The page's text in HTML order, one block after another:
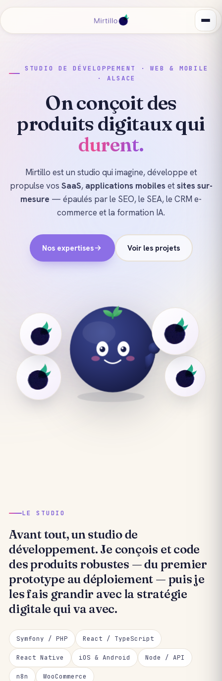
STUDIO DE DÉVELOPPEMENT · WEB & MOBILE
· ALSACE
On conçoit des
produits digitaux qui
scalent.
Mirtillo est un studio qui imagine, développe et
propulse vos SaaS, applications mobiles etsites sur-
mesure — épaulés par le SEO, le SEA, le CRM e-
commerce et la formation IA.
Nos expertises Voir les projets
LE STUDIO
Avant tout,un studio de
développement. Je conçois et code
des produits robustes — du premier
prototype au déploiement — puis je
les fais grandir avec la stratégie
digitale qui va avec.
Symfony / PHP React / TypeScript
React Native iOS & Android Node / API
n8n WooCommerce